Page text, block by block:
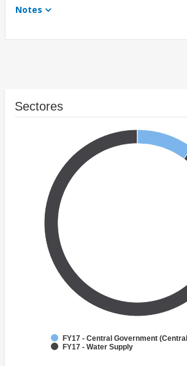
Notes
Sectores
FY17 - Central Government
FY17 - Water Supply